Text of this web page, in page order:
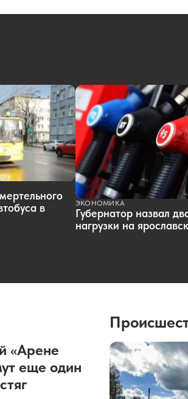
в
ЭКОНОМИКА
Губернатор назвал
нагрузки на
«Арене
еще один